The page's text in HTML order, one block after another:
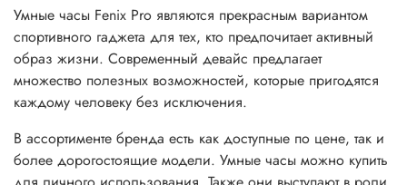
Умные часы Fenix Pro являются прекрасным вариантом
спортивного гаджета для тех, кто предпочитает активный
образ жизни. Современный девайс предлагает
множество полезных возможностей, которые пригодятся
каждому человеку без исключения.
В ассортименте бренда есть как доступные по цене, так и
более дорогостоящие модели. Умные часы можно купить